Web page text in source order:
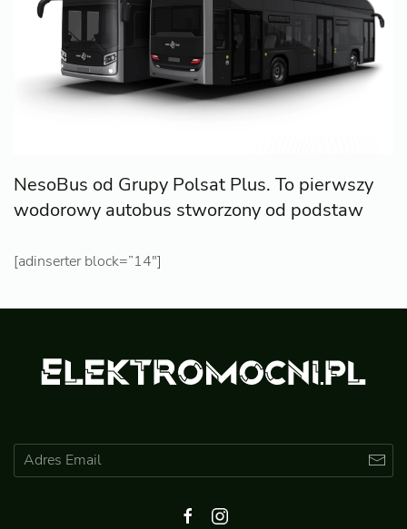
NesoBus od Grupy Polsat Plus. To pierwszy
wodorowy autobus stworzony od podstaw
[adinserter block=”14″]